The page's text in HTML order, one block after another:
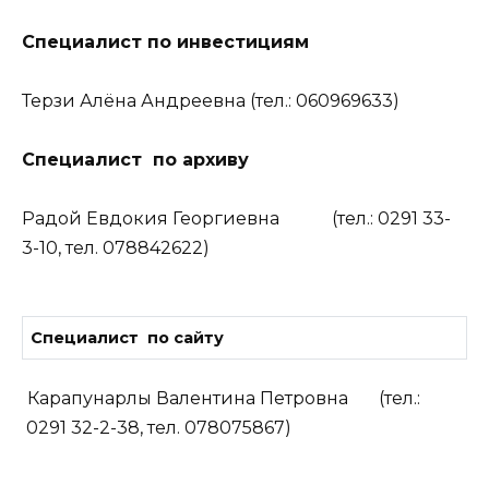
Специалист по инвестициям
Терзи Алёна Андреевна (тел.: 060969633)
Специалист по архиву
Радой Евдокия Георгиевна (тел.: 0291 33-
3-10, тел. 078842622)
Специалист по сайту
Карапунарлы Валентина Петровна (тел.:
0291 32-2-38, тел. 078075867)